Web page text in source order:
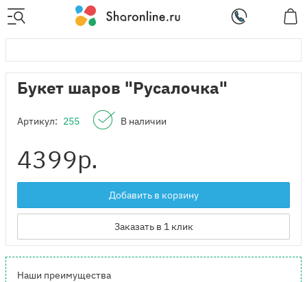
Букет шаров "Русалочка"
Артикул: 255 В наличии
4399р.
Добавить в корзину
Заказать в 1 клик
Наши преимущества